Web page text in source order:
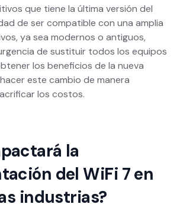
que tiene la última versión del
de ser compatible con una amplia
ya sea modernos o antiguos,
de sustituir todos los equipos
los beneficios de la nueva
este cambio de manera
los costos.
la
del WiFi 7 en
industrias?